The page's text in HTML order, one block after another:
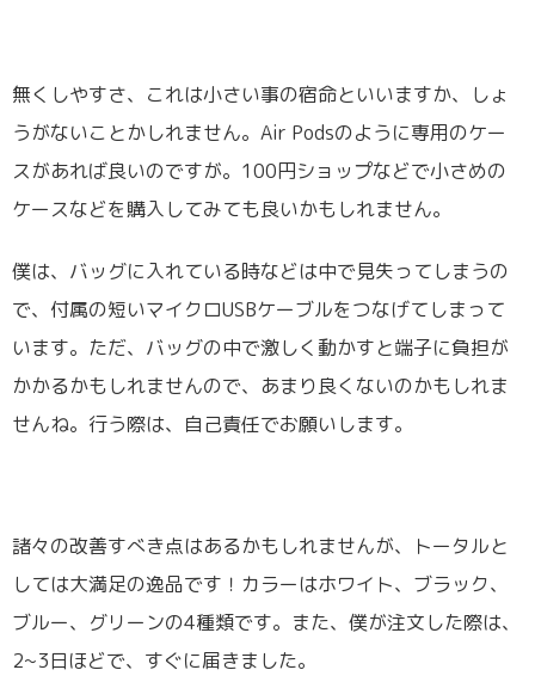
無くしやすさ、これは小さい事の宿命といいますか、しょ
うがないことかしれません。Air Podsのように専用のケー
スがあれば良いのですが。100円ショップなどで小さめの
ケースなどを購入してみても良いかもしれません。
僕は、バッグに入れている時などは中で見失ってしまうの
で、付属の短いマイクロUSBケーブルをつなげてしまって
います。ただ、バッグの中で激しく動かすと端子に負担が
かかるかもしれませんので、あまり良くないのかもしれま
せんね。行う際は、自己責任でお願いします。
諸々の改善すべき点はあるかもしれませんが、トータルと
しては大満足の逸品です！カラーはホワイト、ブラック、
ブルー、グリーンの4種類です。また、僕が注文した際は、
2~3日ほどで、すぐに届きました。